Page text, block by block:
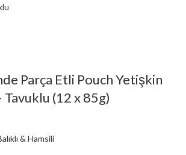
Parça Etli Pouch Yetişkin
Tavuklu (12 x 85g)
& Hamsili